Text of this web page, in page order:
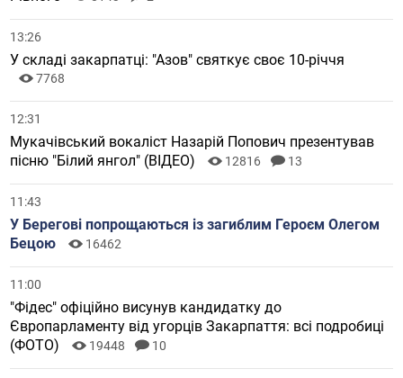
13:26
У складі закарпатці: "Азов" святкує своє 10-річчя
7768
12:31
Мукачівський вокаліст Назарій Попович презентував
пісню "Білий янгол" (ВІДЕО)
12816 13
11:43
У Берегові попрощаються із загиблим Героєм Олегом
Бецою
16462
11:00
"Фідес" офіційно висунув кандидатку до
Європарламенту від угорців Закарпаття: всі подробиці
(ФОТО)
19448 10